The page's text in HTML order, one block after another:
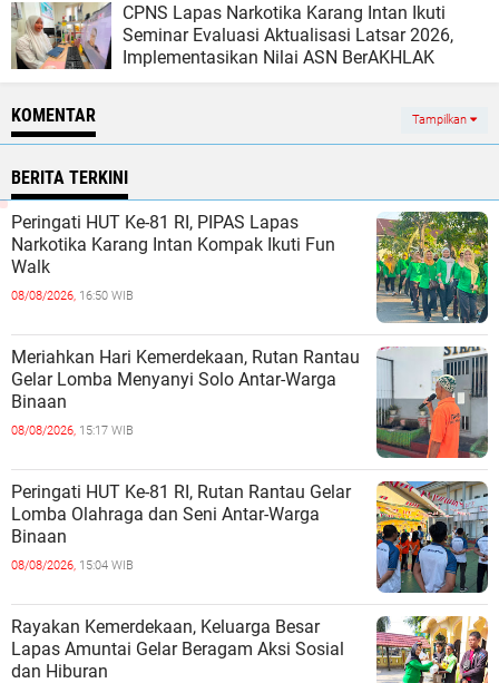
CPNS Lapas Narkotika Karang Intan Ikuti
Seminar Evaluasi Aktualisasi Latsar 2026,
Implementasikan Nilai ASN BerAKHLAK
KOMENTAR Tampilkan
BERITA TERKINI
Peringati HUT Ke-81 RI, PIPAS Lapas
Narkotika Karang Intan Kompak Ikuti Fun
Walk
08/08/2026, 16:50 WIB
Meriahkan Hari Kemerdekaan, Rutan Rantau
Gelar Lomba Menyanyi Solo Antar-Warga
Binaan
08/08/2026, 15:17 WIB
Peringati HUT Ke-81 RI, Rutan Rantau Gelar
Lomba Olahraga dan Seni Antar-Warga
Binaan
08/08/2026, 15:04 WIB
Rayakan Kemerdekaan, Keluarga Besar
Lapas Amuntai Gelar Beragam Aksi Sosial
dan Hiburan